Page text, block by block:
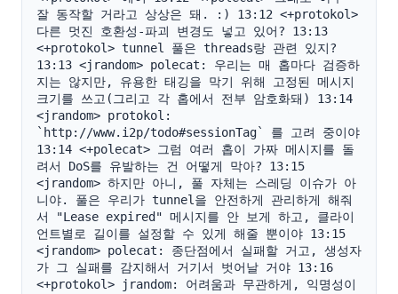
잘 동작할 거라고 상상은 돼. :) 13:12 <+protokol>
다른 멋진 호환성-파괴 변경도 넣고 있어? 13:13
<+protokol> tunnel 풀은 threads랑 관련 있지?
13:13 <jrandom> polecat: 우리는 매 홉마다 검증하
지는 않지만, 유용한 태깅을 막기 위해 고정된 메시지
크기를 쓰고(그리고 각 홉에서 전부 암호화돼) 13:14
<jrandom> protokol:
`http://www.i2p/todo#sessionTag` 를 고려 중이야
13:14 <+polecat> 그럼 여러 홉이 가짜 메시지를 돌
려서 DoS를 유발하는 건 어떻게 막아? 13:15
<jrandom> 하지만 아니, 풀 자체는 스레딩 이슈가 아
니야. 풀은 우리가 tunnel을 안전하게 관리하게 해줘
서 "Lease expired" 메시지를 안 보게 하고, 클라이
언트별로 길이를 설정할 수 있게 해줄 뿐이야 13:15
<jrandom> polecat: 종단점에서 실패할 거고, 생성자
가 그 실패를 감지해서 거기서 벗어날 거야 13:16
<+protokol> jrandom: 어려움과 무관하게, 익명성이